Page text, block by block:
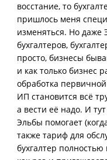
восстание, то
пришлось меня
изменяться. Но даже
бухгалтеров,
просто, бизнесы
и как только бизнес
обработка
ИП становится всё
а вести её надо. И
Эльбы помогает
также тариф для
бухгалтер